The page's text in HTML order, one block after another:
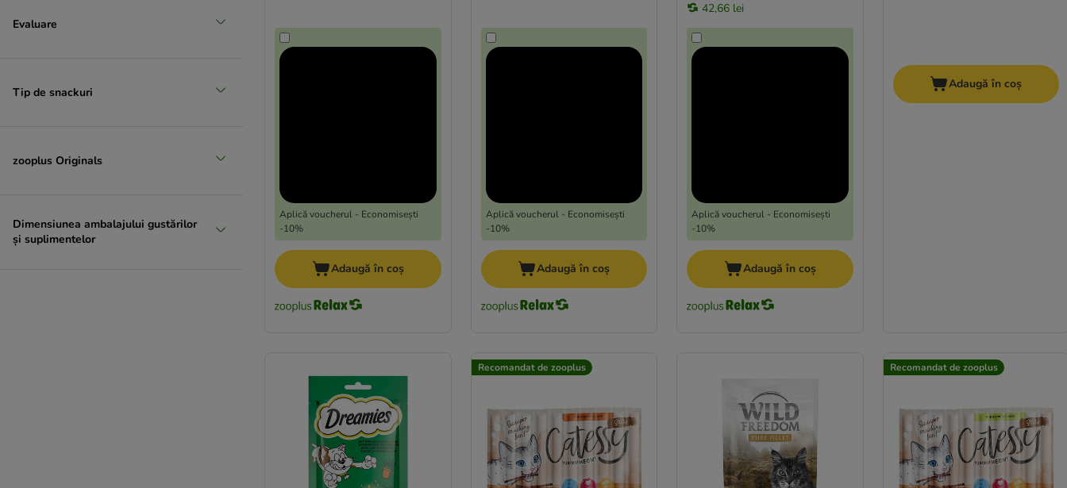
Evaluare
Tip de snackuri
zooplus Originals
Dimensiunea ambalajului gustărilor
și suplimentelor
Aplică voucherul - Economisești
-10%
Adaugă în coș
Aplică voucherul - Economisești
-10%
Adaugă în coș
42,66 lei
Aplică voucherul - Economisești
-10%
Adaugă în coș
Adaugă în coș
Recomandat de zooplus Recomandat de zooplus